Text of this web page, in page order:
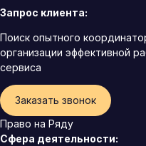
Запрос клиента:
Поиск опытного
организации эффективной
сервиса
Заказать звонок
Право на Ряду
Сфера деятельности: